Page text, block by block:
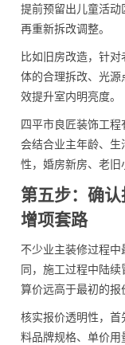
提前预留出儿童活
再重新拆改调整。
比如旧房改造，针
体的合理拆改、光
效提升室内明亮度。
四平市良匠装饰工程
会结合业主年龄、生
性，婚房新房、老旧
第五步：确
增项套路
不少业主装修过程
同，施工过程中陆
算价远高于最初的报
核实报价透明性，
料品牌规格、单价